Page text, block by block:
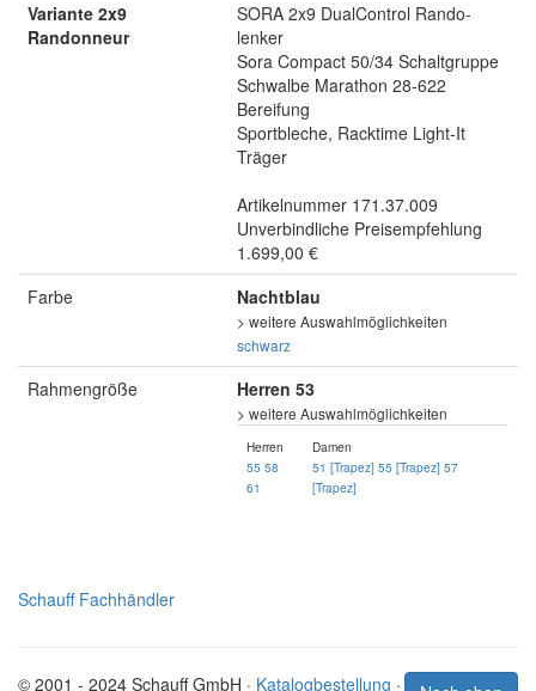
Variante 2x9
Randonneur
SORA 2x9 DualControl Rando-
lenker
Sora Compact 50/34 Schaltgruppe
Schwalbe Marathon 28-622
Bereifung
Sportbleche, Racktime Light-It
Träger
Artikelnummer 171.37.009
Unverbindliche Preisempfehlung
1.699,00 €
Farbe
Nachtblau
> weitere Auswahlmöglichkeiten
schwarz
Rahmengröße Herren 53
> weitere Auswahlmöglichkeiten
Herren
55 58
61
Damen
51 [Trapez] 55 [Trapez] 57
[Trapez]
Schauff Fachhändler
© 2001 - 2024 Schauff GmbH · Katalogbestellung ·